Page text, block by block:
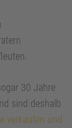
30 Jahre
sind deshalb
verkaufen und